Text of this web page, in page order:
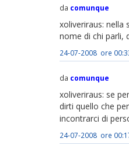
da comunque
xoliveriraus: nella
nome di chi parli,
24-07-2008 ore
da comunque
xoliveriraus: se
dirti quello che
incontrarci di
24-07-2008 ore